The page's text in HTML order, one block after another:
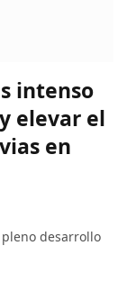
intenso
elevar el
en
desarrollo